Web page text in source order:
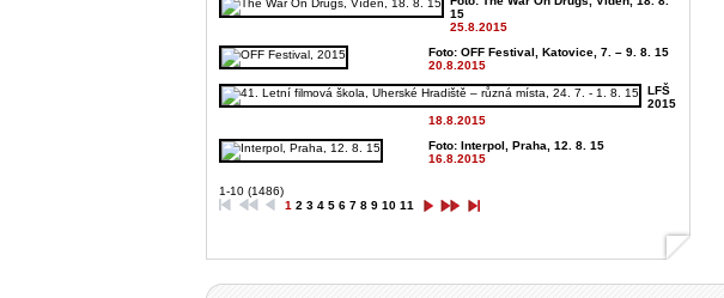
15
25.8.2015
Foto: OFF Festival, Katovice, 7. – 9. 8. 15
20.8.2015
LFŠ
2015
18.8.2015
Foto: Interpol, Praha, 12. 8. 15
16.8.2015
1-10 (1486)
1 2 3 4 5 6 7 8 9 10 11